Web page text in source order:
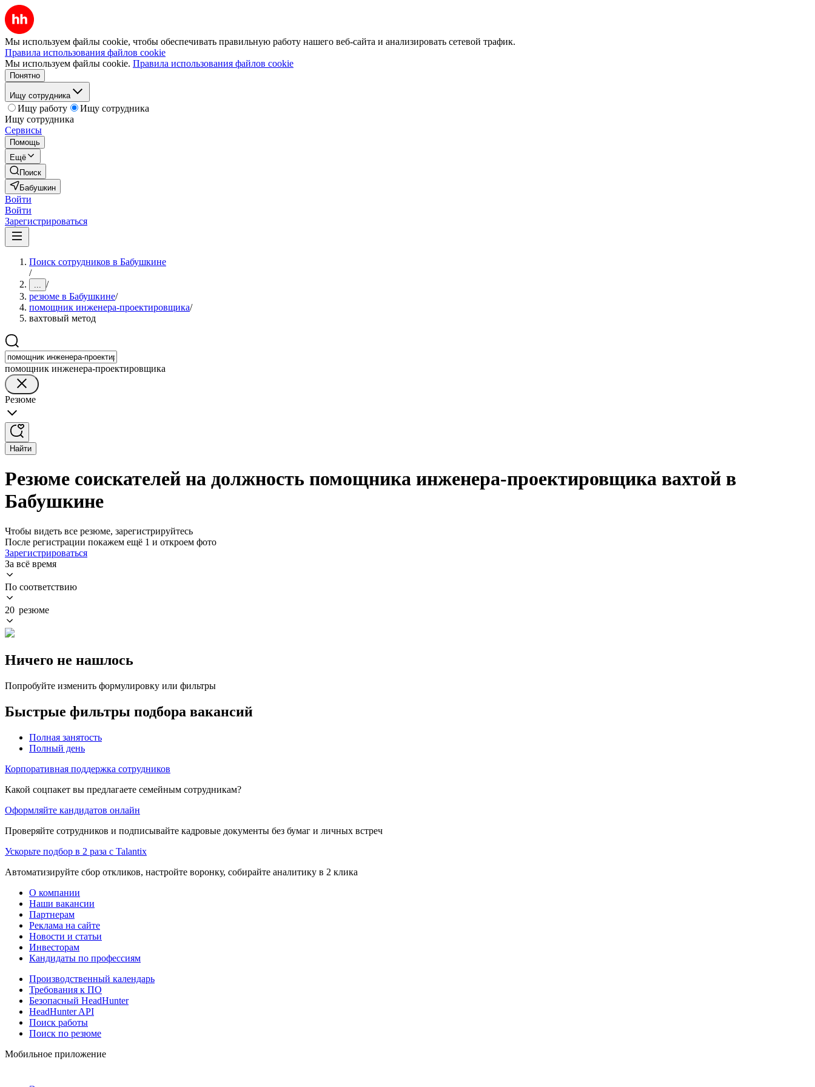
Мы используем файлы cookie, чтобы обеспечивать правильную работу нашего веб-сайта и анализировать сетевой трафик.
Правила использования файлов cookie
Мы используем файлы cookie. Правила использования файлов cookie
Понятно
Ищу сотрудника
Ищу работу
Ищу сотрудника
Ищу сотрудника
Сервисы
Помощь
Ещё
Поиск
Бабушкин
Войти
Войти
Зарегистрироваться
Поиск сотрудников в Бабушкине
/
... /
резюме в Бабушкине/
помощник инженера-проектировщика/
вахтовый метод
помощник инженера-проектировщика
Резюме
Найти
Резюме соискателей на должность помощника инженера-проектировщика вахтой в
Бабушкине
Чтобы видеть все резюме, зарегистрируйтесь
После регистрации покажем ещё 1 и откроем фото
Зарегистрироваться
За всё время
По соответствию
20 резюме
Ничего не нашлось
Попробуйте изменить формулировку или фильтры
Быстрые фильтры подбора вакансий
Полная занятость
Полный день
Корпоративная поддержка сотрудников
Какой соцпакет вы предлагаете семейным сотрудникам?
Оформляйте кандидатов онлайн
Проверяйте сотрудников и подписывайте кадровые документы без бумаг и личных встреч
Ускорьте подбор в 2 раза с Talantix
Автоматизируйте сбор откликов, настройте воронку, собирайте аналитику в 2 клика
О компании
Наши вакансии
Партнерам
Реклама на сайте
Новости и статьи
Инвесторам
Кандидаты по профессиям
Производственный календарь
Требования к ПО
Безопасный HeadHunter
HeadHunter API
Поиск работы
Поиск по резюме
Мобильное приложение